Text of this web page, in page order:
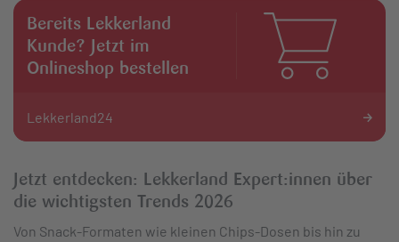
Bereits Lekkerland
Kunde? Jetzt im
Onlineshop bestellen
Lekkerland24
Jetzt entdecken: Lekkerland Expert:innen über
die wichtigsten Trends 2026
Von Snack-Formaten wie kleinen Chips-Dosen bis hin zu